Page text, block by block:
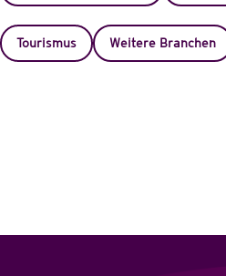
Tourismus Weitere Branchen